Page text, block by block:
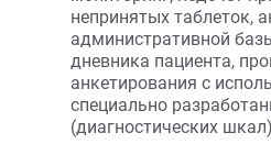
непринятых таблеток,
административной
дневника пациента,
анкетирования с
специально
(диагностических